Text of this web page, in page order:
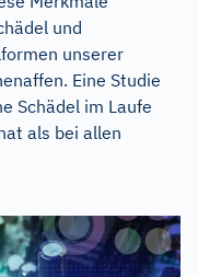
und
unserer
Eine Studie
Schädel im Laufe
als bei allen